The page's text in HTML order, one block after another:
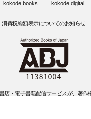
kokode books kokode digital
消費税総額表示についてのお知らせ
店・電子書籍配信サービスが、著作